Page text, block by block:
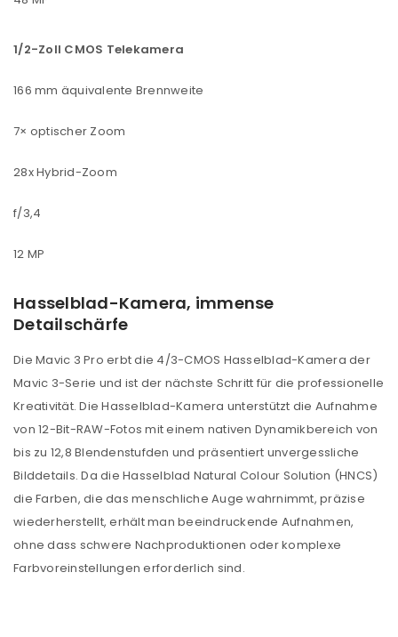
1/2-Zoll CMOS Telekamera
166 mm äquivalente Brennweite
7× optischer Zoom
28x Hybrid-Zoom
f/3,4
12 MP
Hasselblad-Kamera, immense
Detailschärfe
Die Mavic 3 Pro erbt die 4/3-CMOS Hasselblad-Kamera der
Mavic 3-Serie und ist der nächste Schritt für die professionelle
Kreativität. Die Hasselblad-Kamera unterstützt die Aufnahme
von 12-Bit-RAW-Fotos mit einem nativen Dynamikbereich von
bis zu 12,8 Blendenstufden und präsentiert unvergessliche
Bilddetails. Da die Hasselblad Natural Colour Solution (HNCS)
die Farben, die das menschliche Auge wahrnimmt, präzise
wiederherstellt, erhält man beeindruckende Aufnahmen,
ohne dass schwere Nachproduktionen oder komplexe
Farbvoreinstellungen erforderlich sind.